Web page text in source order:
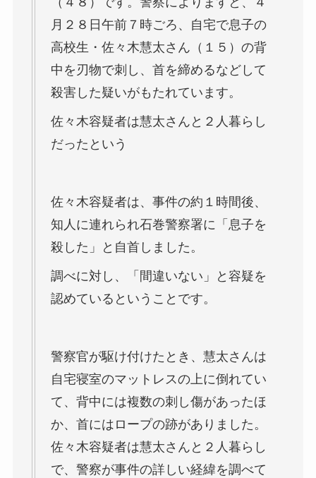
月２８日午前７時ごろ、自宅で息子の
高校生・佐々木慧太さん（１５）の背
中を刃物で刺し、首を締めるなどして
殺害した疑いがもたれています。
佐々木容疑者は慧太さんと２人暮らし
だったという
佐々木容疑者は、事件の約１時間後、
知人に連れられ石巻警察署に「息子を
殺した」と自首しました。
調べに対し、「間違いない」と容疑を
認めているということです。
警察官が駆け付けたとき、慧太さんは
自宅寝室のマットレスの上に倒れてい
て、背中には複数の刺し傷があったほ
か、首にはロープの跡がありました。
佐々木容疑者は慧太さんと２人暮らし
で、警察が事件の詳しい経緯を調べて